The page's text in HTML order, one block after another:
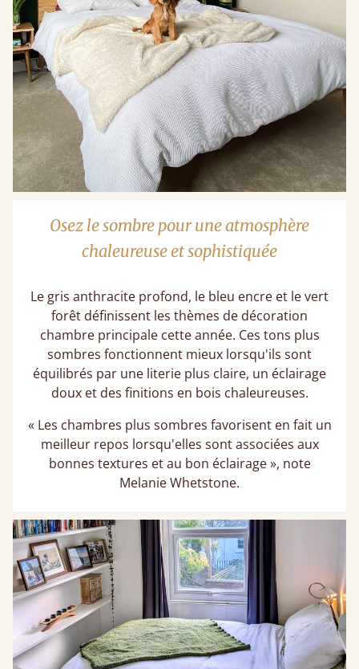
Osez le sombre pour une atmosphère
chaleureuse et sophistiquée
Le gris anthracite profond, le bleu encre et le vert
forêt définissent les thèmes de décoration
chambre principale​ cette année. Ces tons plus
sombres fonctionnent mieux lorsqu'ils sont
équilibrés par une literie plus claire, un éclairage
doux et des finitions en bois chaleureuses.
« Les chambres plus sombres favorisent en fait un
meilleur repos lorsqu'elles sont associées aux
bonnes textures et au bon éclairage », note
Melanie Whetstone.